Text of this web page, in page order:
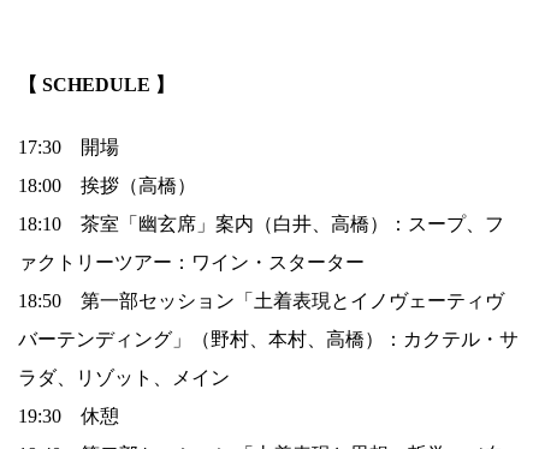
【 SCHEDULE 】
17:30 開場
18:00 挨拶（高橋）
18:10 茶室「幽玄席」案内（白井、高橋）：スープ、フ
ァクトリーツアー：ワイン・スターター
18:50 第一部セッション「土着表現とイノヴェーティヴ
バーテンディング」（野村、本村、高橋）：カクテル・サ
ラダ、リゾット、メイン
19:30 休憩